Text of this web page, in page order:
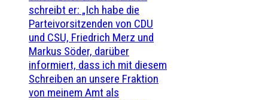
schreibt er: „Ich habe die
Parteivorsitzenden von CDU
und CSU, Friedrich Merz und
Markus Söder, darüber
informiert, dass ich mit diesem
Schreiben an unsere Fraktion
von meinem Amt als